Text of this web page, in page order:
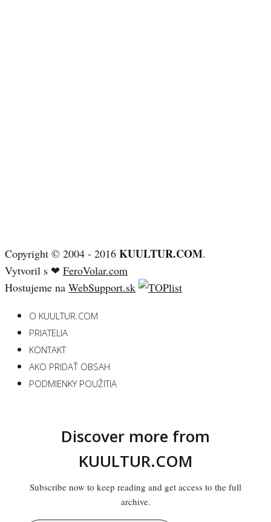
Copyright © 2004 - 2016 KUULTUR.COM.
Vytvoril s ❤ FeroVolar.com
Hostujeme na WebSupport.sk
O KUULTUR.COM
PRIATELIA
KONTAKT
AKO PRIDAŤ OBSAH
PODMIENKY POUŽITIA
Discover more from
KUULTUR.COM
Subscribe now to keep reading and get access to the full
archive.